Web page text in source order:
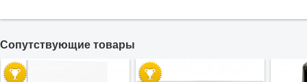
Cопутствующие товары